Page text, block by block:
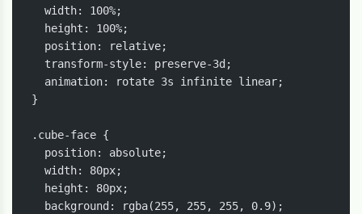
  width: 100%;
}
.cube-face {
  width: 80px;